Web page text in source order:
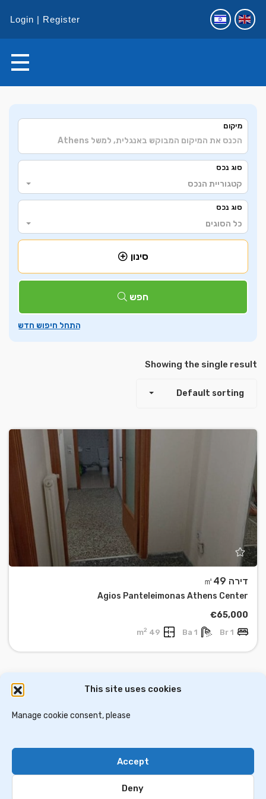
This site uses cookies
Manage cookie consent, please
Accept
Deny
Login Register
+
Leaflet OpenStreetMapcontributors
מיקום
סוג נכס
קטגוריית הנכס
סוג נכס
כל הסוגים
סינון
חפש
Showing the single result
Default sorting
דירה ㎡49
Agios Panteleimonas Athens Center
€65,000
1 Br
1 Ba
49 m
2
Privacy Policy
Contact Us